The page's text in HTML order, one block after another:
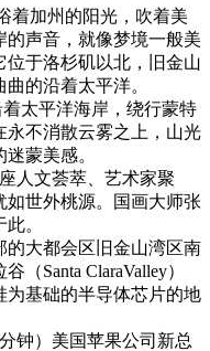
着加州的阳光，吹着美
的声音，就像梦境一般美
位于洛杉矶以北，旧金山
的沿着太平洋。
着太平洋海岸，绕行蒙特
永不消散云雾之上，山光
蒙美感。
人文荟萃、艺术家聚
世外桃源。国画大师张
。
的大都会区旧金山湾区南
（Santa ClaraValley）
为基础的半导体芯片的地
钟）美国苹果公司新总